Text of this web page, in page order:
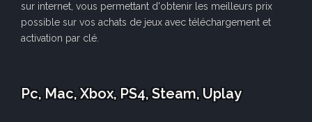
sur internet, vous permettant d'obtenir les meilleurs prix
possible sur vos achats de jeux avec téléchargement et
activation par clé.
Pc, Mac, Xbox, PS4, Steam, Uplay